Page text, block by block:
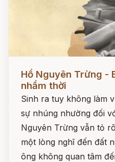
Đọc ngay
Hồ Nguyên Trừng -
nhầm thời
Sinh ra tuy không làm
sự nhúng nhường đối
Nguyên Trừng vẫn tỏ
một lòng nghĩ đến đất
ông không quan tâm